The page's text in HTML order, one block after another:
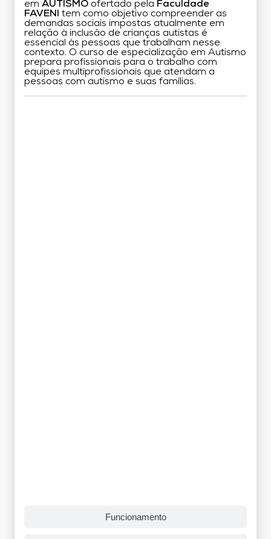
em AUTISMO ofertado pela Faculdade
FAVENI
tem como objetivo compreender as
demandas sociais impostas atualmente em
relação à inclusão de crianças autistas é
essencial às pessoas que trabalham nesse
contexto. O curso de especialização em Autismo
prepara profissionais para o trabalho com
equipes multiprofissionais que atendam a
pessoas com autismo e suas famílias.
Funcionamento